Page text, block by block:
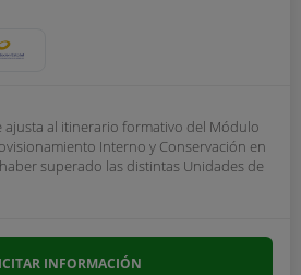
ajusta al itinerario formativo del Módulo
Interno y Conservación en
superado las distintas Unidades de
INFORMACIÓN